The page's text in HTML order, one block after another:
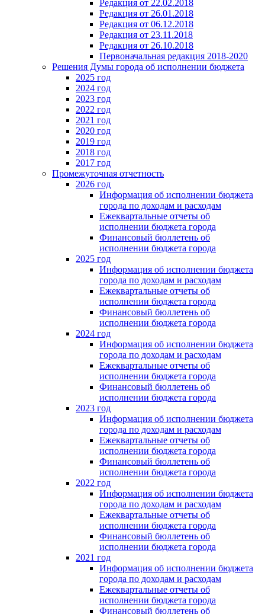
Редакция от 22.02.2018
Редакция от 26.01.2018
Редакция от 06.12.2018
Редакция от 23.11.2018
Редакция от 26.10.2018
Первоначальная редакция 2018-2020
Решения Думы города об исполнении бюджета
2025 год
2024 год
2023 год
2022 год
2021 год
2020 год
2019 год
2018 год
2017 год
Промежуточная отчетность
2026 год
Информация об исполнении бюджета
города по доходам и расходам
Ежеквартальные отчеты об
исполнении бюджета города
Финансовый бюллетень об
исполнении бюджета города
2025 год
Информация об исполнении бюджета
города по доходам и расходам
Ежеквартальные отчеты об
исполнении бюджета города
Финансовый бюллетень об
исполнении бюджета города
2024 год
Информация об исполнении бюджета
города по доходам и расходам
Ежеквартальные отчеты об
исполнении бюджета города
Финансовый бюллетень об
исполнении бюджета города
2023 год
Информация об исполнении бюджета
города по доходам и расходам
Ежеквартальные отчеты об
исполнении бюджета города
Финансовый бюллетень об
исполнении бюджета города
2022 год
Информация об исполнении бюджета
города по доходам и расходам
Ежеквартальные отчеты об
исполнении бюджета города
Финансовый бюллетень об
исполнении бюджета города
2021 год
Информация об исполнении бюджета
города по доходам и расходам
Ежеквартальные отчеты об
исполнении бюджета города
Финансовый бюллетень об